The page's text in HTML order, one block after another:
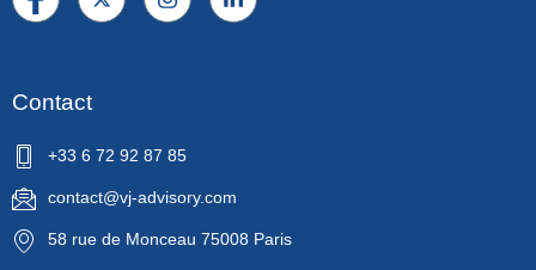
Contact
+33 6 72 92 87 85
contact@vj-advisory.com
58 rue de Monceau 75008 Paris